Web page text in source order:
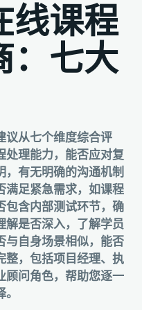
线课程
：七大
议从七个维度综合评
处理能力，能否应对复
，有无明确的沟通机制
满足紧急需求，如课程
包含内部测试环节，确
解是否深入，了解学员
与自身场景相似，能否
整，包括项目经理、执
顾问角色，帮助您逐一